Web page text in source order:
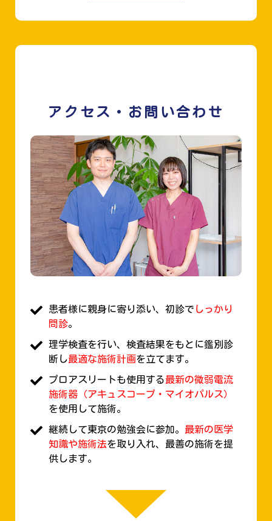
アクセス・お問い合わせ
患者様に親身に寄り添い、初診で しっかり
問診。
理学検査を行い、検査結果をもとに鑑別診
断し最適な施術計画を立てます。
プロアスリートも使用する最新の微弱電流
施術器（アキュスコープ・マイオパルス）
を使用して施術。
継続して東京の勉強会に参加。 最新の医学
知識や施術法を取り入れ、最善の施術を提
供します。